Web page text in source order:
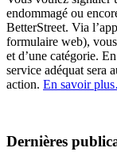
endommagé ou
BetterStreet. Via
formulaire web),
et d’une catégorie.
service adéquat sera
action. En savoir
Dernières